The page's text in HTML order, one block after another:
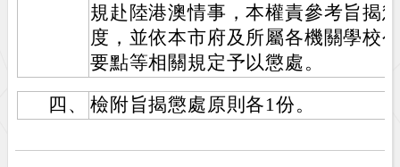
規赴陸港澳情事，本權責參考旨揭
度，並依本市府及所屬各機關學校
要點等相關規定予以懲處。
四、
檢附旨揭懲處原則各1份。